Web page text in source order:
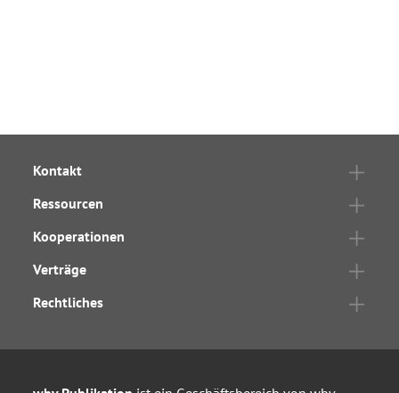
Kontakt
Ressourcen
Kooperationen
Verträge
Rechtliches